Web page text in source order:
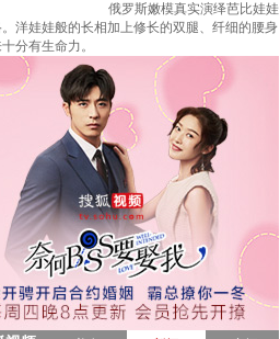
俄罗斯嫩模真实演绎芭比娃娃
洋娃娃般的长相加上修长的双腿、纤细的腰身
分有生命力。